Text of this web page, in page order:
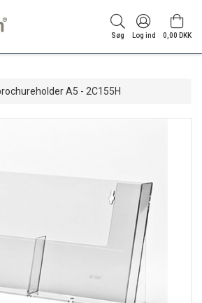
Søg Log ind 0,00 DKK
A5 - 2C155H